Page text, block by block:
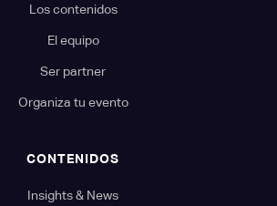
Los contenidos
El equipo
Ser partner
Organiza tu evento
CONTENIDOS
Insights & News